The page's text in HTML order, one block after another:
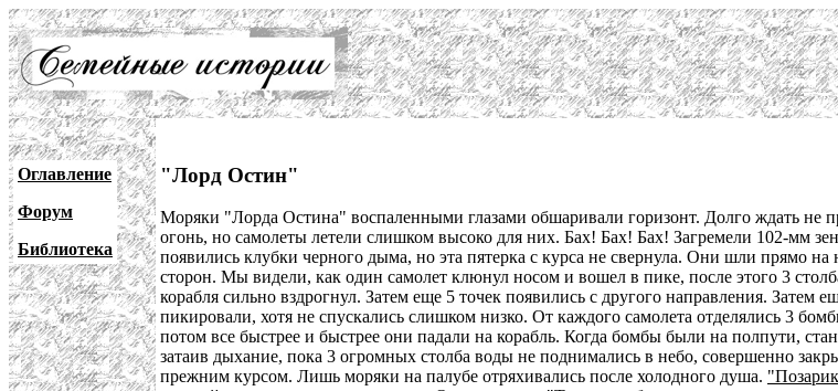
Оглавление
Форум
Библиотека
"Лорд Остин"
Моряки "Лорда Остина" воспаленными глазами обшаривали горизонт. Долго ждать
огонь, но самолеты летели слишком высоко для них. Бах! Бах! Бах! Загремели 102-мм
появились клубки черного дыма, но эта пятерка с курса не свернула. Они шли прямо на
сторон. Мы видели, как один самолет клюнул носом и вошел в пике, после этого 3
корабля сильно вздрогнул. Затем еще 5 точек появились с другого направления.
пикировали, хотя не спускались слишком низко. От каждого самолета отделялись 3
потом все быстрее и быстрее они падали на корабль. Когда бомбы были на полпути,
затаив дыхание, пока 3 огромных столба воды не поднимались в небо, совершенно
прежним курсом. Лишь моряки на палубе отряхивались после холодного душа.